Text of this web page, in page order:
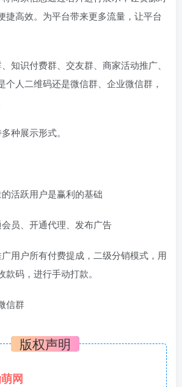
捷高效。为平台带来更多流量，让平台
知识付费群、交友群、商家活动推广、
人二维码还是微信群、企业微信群，
种展示形式。
活跃用户是赢利的基础
员、开通代理、发布广告
用户所有付费提成，二级分销模式，用
款码，进行手动打款。
信群
版权声明
网